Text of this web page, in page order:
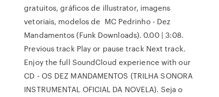
gratuitos, gráficos de illustrator, imagens
vetoriais, modelos de MC Pedrinho - Dez
Mandamentos (Funk Downloads). 0.00 | 3:08.
Previous track Play or pause track Next track.
Enjoy the full SoundCloud experience with our
CD - OS DEZ MANDAMENTOS (TRILHA SONORA
INSTRUMENTAL OFICIAL DA NOVELA). Seja o